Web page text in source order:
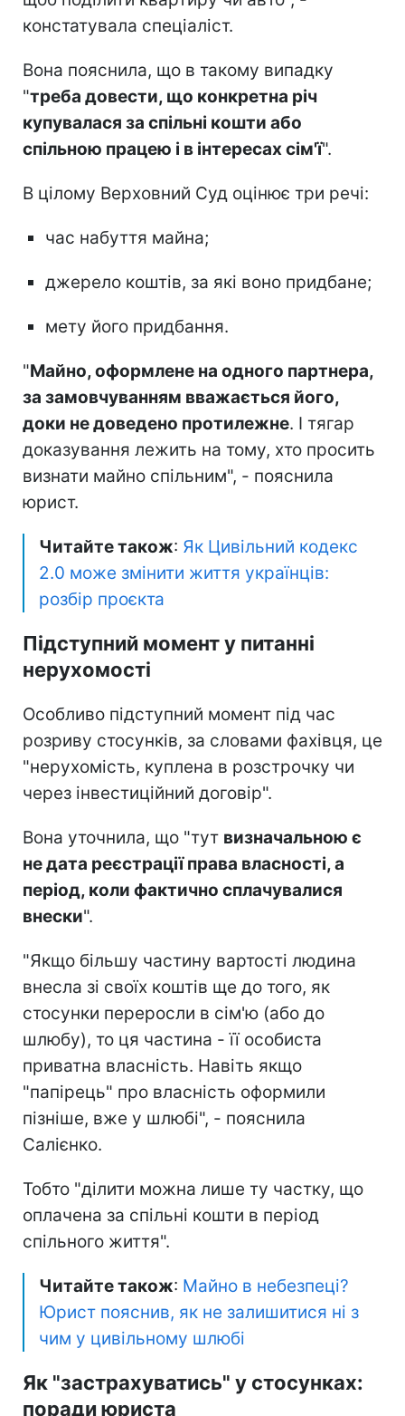
констатувала спеціаліст.
Вона пояснила, що в такому випадку
"треба довести, що конкретна річ
купувалася за спільні кошти або
спільною працею і в інтересах сім'ї".
В цілому Верховний Суд оцінює три речі:
час набуття майна;
джерело коштів, за які воно придбане;
мету його придбання.
"Майно, оформлене на одного партнера,
за замовчуванням вважається його,
доки не доведено протилежне. І тягар
доказування лежить на тому, хто просить
визнати майно спільним", - пояснила
юрист.
Читайте також: Як Цивільний кодекс
2.0 може змінити життя українців:
розбір проєкта
Підступний момент у питанні
нерухомості
Особливо підступний момент під час
розриву стосунків, за словами фахівця, це
"нерухомість, куплена в розстрочку чи
через інвестиційний договір".
Вона уточнила, що "тут визначальною є
не дата реєстрації права власності, а
період, коли фактично сплачувалися
внески".
"Якщо більшу частину вартості людина
внесла зі своїх коштів ще до того, як
стосунки переросли в сім'ю (або до
шлюбу), то ця частина - її особиста
приватна власність. Навіть якщо
"папірець" про власність оформили
пізніше, вже у шлюбі", - пояснила
Салієнко.
Тобто "ділити можна лише ту частку, що
оплачена за спільні кошти в період
спільного життя".
Читайте також: Майно в небезпеці?
Юрист пояснив, як не залишитися ні з
чим у цивільному шлюбі
Як "застрахуватись" у стосунках:
поради юриста